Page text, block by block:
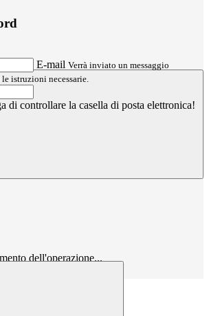
E-mail Verrà inviato un messaggio
istruzioni necessarie.
di controllare la casella di posta elettronica!
dell'operazione...